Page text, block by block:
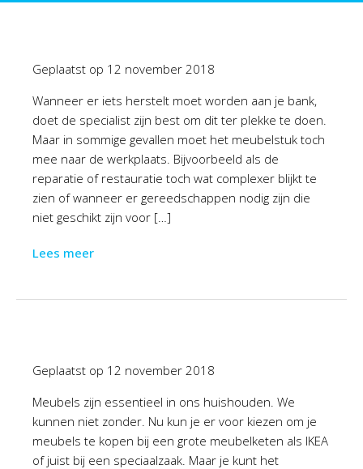
Geplaatst op 12 november 2018
Wanneer er iets herstelt moet worden aan je bank,
doet de specialist zijn best om dit ter plekke te doen.
Maar in sommige gevallen moet het meubelstuk toch
mee naar de werkplaats. Bijvoorbeeld als de
reparatie of restauratie toch wat complexer blijkt te
zien of wanneer er gereedschappen nodig zijn die
niet geschikt zijn voor […]
Lees meer
Geplaatst op 12 november 2018
Meubels zijn essentieel in ons huishouden. We
kunnen niet zonder. Nu kun je er voor kiezen om je
meubels te kopen bij een grote meubelketen als IKEA
of juist bij een speciaalzaak. Maar je kunt het